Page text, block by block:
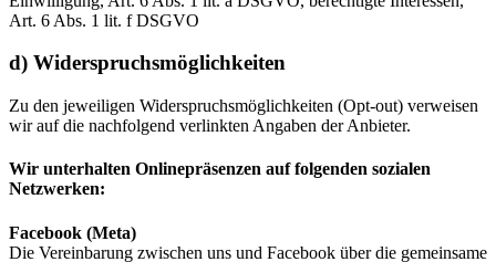
Art. 6 Abs. 1 lit. f DSGVO
d) Widerspruchs­möglichkeiten
Zu den jeweiligen Widerspruchsmöglichkeiten (Opt-out) verweisen
wir auf die nachfolgend verlinkten Angaben der Anbieter.
Wir unterhalten Onlinepräsenzen auf folgenden sozialen
Netzwerken:
Facebook (Meta)
Die Vereinbarung zwischen uns und Facebook über die gemeinsame